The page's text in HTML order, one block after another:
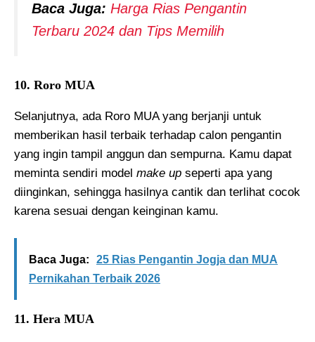
Baca Juga: Harga Rias Pengantin
Terbaru 2024 dan Tips Memilih
10. Roro MUA
Selanjutnya, ada Roro MUA yang berjanji untuk
memberikan hasil terbaik terhadap calon pengantin
yang ingin tampil anggun dan sempurna. Kamu dapat
meminta sendiri model make up seperti apa yang
diinginkan, sehingga hasilnya cantik dan terlihat cocok
karena sesuai dengan keinginan kamu.
Baca Juga:
25 Rias Pengantin Jogja dan MUA
Pernikahan Terbaik 2026
11. Hera MUA